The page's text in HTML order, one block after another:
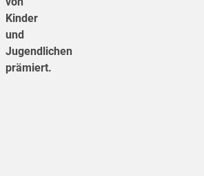
Kinder
und
Jugendlichen
prämiert.